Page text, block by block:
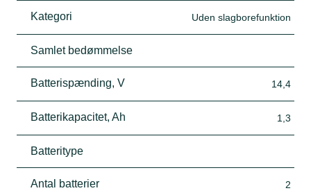
Kategori Uden slagborefunktion
Samlet bedømmelse
Batterispænding, V 14,4
Batterikapacitet, Ah 1,3
Batteritype
Antal batterier 2